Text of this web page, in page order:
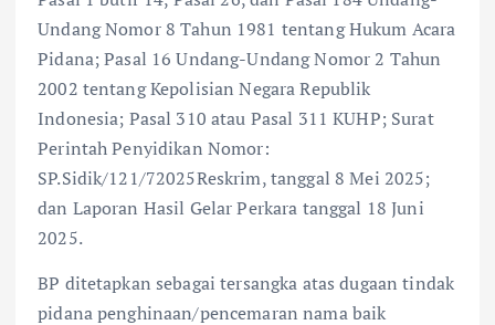
Undang Nomor 8 Tahun 1981 tentang Hukum Acara
Pidana; Pasal 16 Undang-Undang Nomor 2 Tahun
2002 tentang Kepolisian Negara Republik
Indonesia; Pasal 310 atau Pasal 311 KUHP; Surat
Perintah Penyidikan Nomor:
SP.Sidik/121/72025Reskrim, tanggal 8 Mei 2025;
dan Laporan Hasil Gelar Perkara tanggal 18 Juni
2025.
BP ditetapkan sebagai tersangka atas dugaan tindak
pidana penghinaan/pencemaran nama baik